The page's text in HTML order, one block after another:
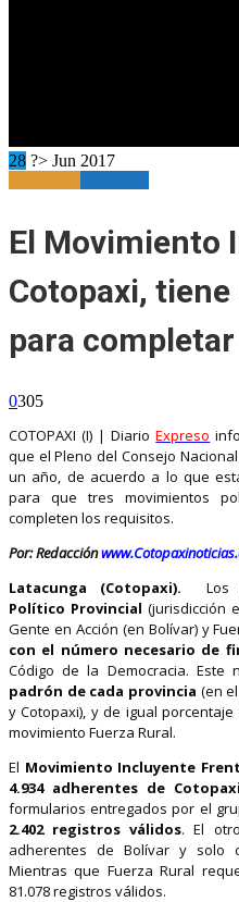
28 ?> Jun 2017
El Movimiento
Cotopaxi,
para
0305
COTOPAXI (I) | DiarioExpreso
que el Pleno del Consejo
un año, de acuerdo a lo que
para que tres movimientos
completen los requisitos.
Por: Redacción
Latacunga (Cotopaxi). Los
Político Provincial (jurisdicción
Gente en Acción (en Bolívar) y
con el número necesario de
Código de la Democracia. Este
padrón de cada provincia (en
y Cotopaxi), y de igual
movimiento Fuerza Rural.
El Movimiento Incluyente
4.934 adherentes de Cotopaxi
formularios entregados por el
2.402 registros válidos. El
adherentes de Bolívar y solo
Mientras que Fuerza Rural
81.078 registros válidos.